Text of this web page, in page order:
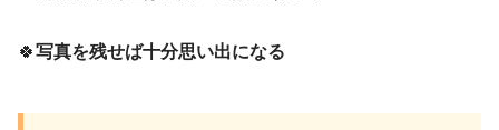
🍀写真を残せば十分思い出になる